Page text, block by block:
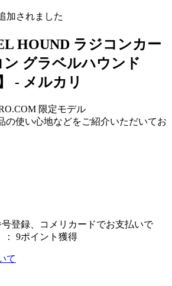
加されました
HOUND ラジコンカー
グラベルハウンド
- メルカリ
限定モデル
の使い心地などをご紹介いただいてお
登録、コメリカードでお支払いで
： 9ポイント獲得
て